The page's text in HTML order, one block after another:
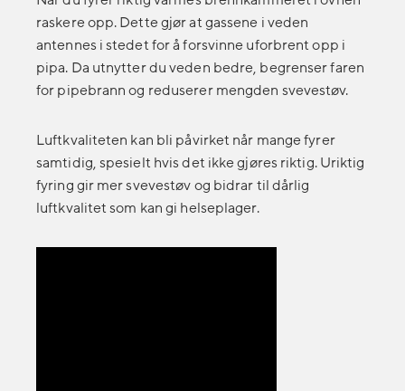
raskere opp. Dette gjør at gassene i veden
antennes i stedet for å forsvinne uforbrent opp i
pipa. Da utnytter du veden bedre, begrenser faren
for pipebrann og reduserer mengden svevestøv.
Luftkvaliteten kan bli påvirket når mange fyrer
samtidig, spesielt hvis det ikke gjøres riktig. Uriktig
fyring gir mer svevestøv og bidrar til dårlig
luftkvalitet som kan gi helseplager.